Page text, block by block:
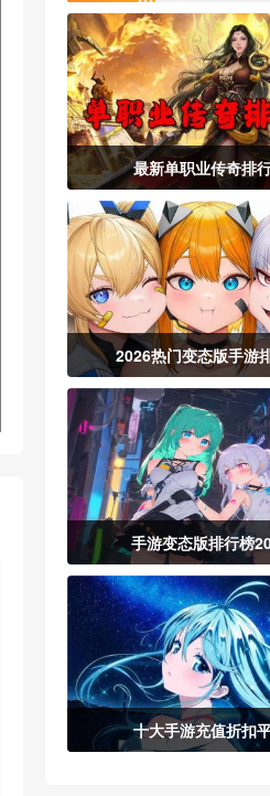
最新单职业传奇排
2026热门变态版手游
手游变态版排行榜
十大手游充值折扣